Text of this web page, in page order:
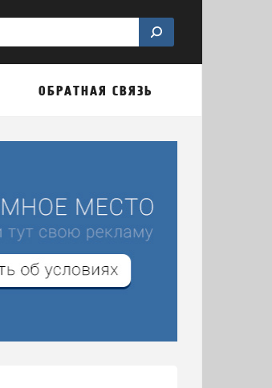
ОБРАТНАЯ СВЯЗЬ